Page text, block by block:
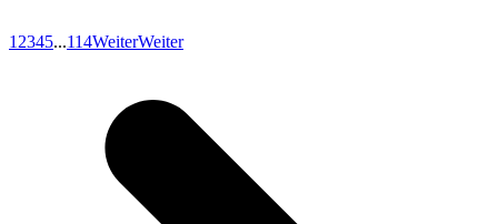
1 2345...114WeiterWeiter